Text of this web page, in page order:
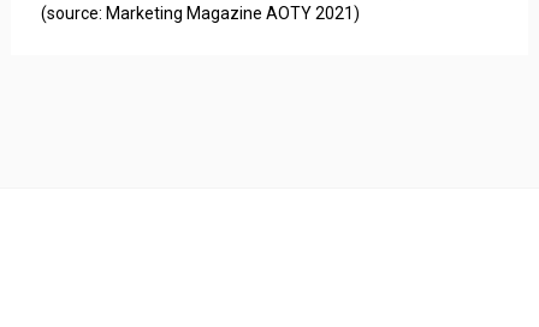
(source: Marketing Magazine AOTY 2021)